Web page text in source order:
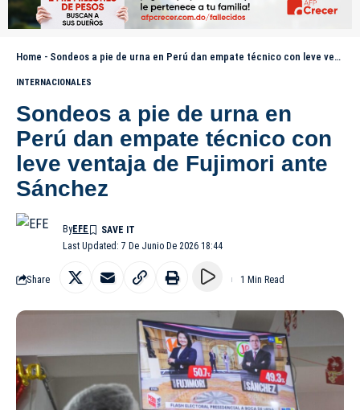
Home - Sondeos a pie de urna en Perú dan empate técnico con leve ventaja de Fujimori ante Sánchez
INTERNACIONALES
Sondeos a pie de urna en
Perú dan empate técnico con
leve ventaja de Fujimori ante
Sánchez
Last Updated: 7 De Junio De 2026 18:44
ByEFE
Share 1 Min Read